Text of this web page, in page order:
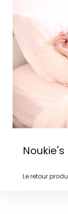
Noukie's
Le retour